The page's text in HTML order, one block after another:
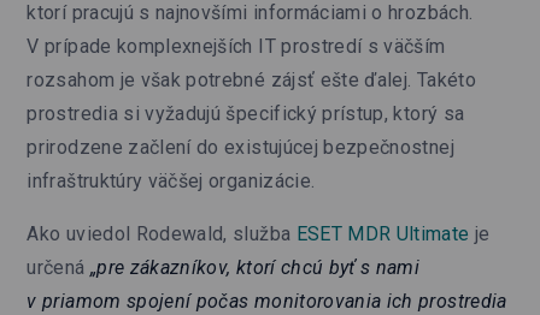
ktorí pracujú s najnovšími informáciami o hrozbách.
V prípade komplexnejších IT prostredí s väčším
rozsahom je však potrebné zájsť ešte ďalej. Takéto
prostredia si vyžadujú špecifický prístup, ktorý sa
prirodzene začlení do existujúcej bezpečnostnej
infraštruktúry väčšej organizácie.
Ako uviedol Rodewald, služba ESET MDR Ultimate je
určená „pre zákazníkov, ktorí chcú byť s nami
v priamom spojení počas monitorovania ich prostredia